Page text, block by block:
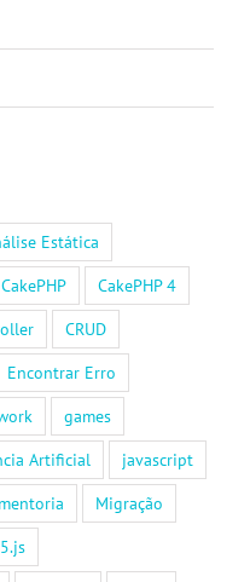
Estática
CakePHP
CakePHP 4
CRUD
Encontrar Erro
games
Artificial
javascript
mentoria
Migração